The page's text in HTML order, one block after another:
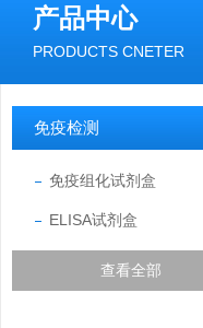
产品中心
PRODUCTS CNETER
免疫检测
免疫组化试剂盒
ELISA试剂盒
查看全部